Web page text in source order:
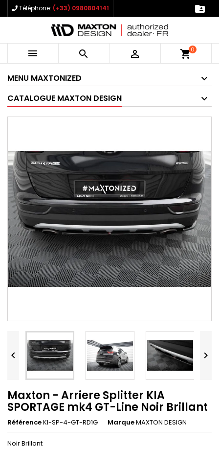
Téléphone: (+33) 0980804141 
   shopping_cart0
MENU MAXTONIZED
CATALOGUE MAXTON DESIGN
 
Maxton - Arriere Splitter KIA
SPORTAGE mk4 GT-Line Noir Brillant
RéférenceKI-SP-4-GT-RD1G MarqueMAXTON DESIGN
Noir Brillant